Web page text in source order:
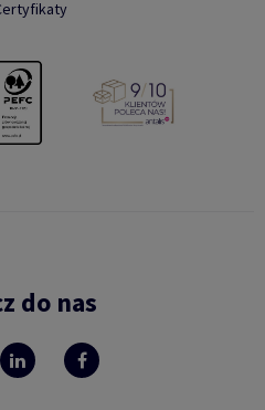
do nas